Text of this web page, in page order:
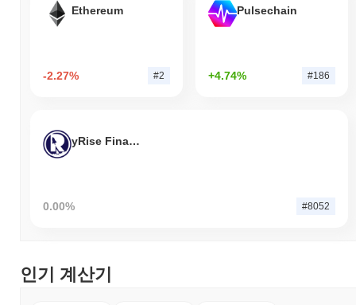
Ethereum
-2.27% #2
Pulsechain
+4.74% #186
yRise Finance
0.00% #8052
인기 계산기